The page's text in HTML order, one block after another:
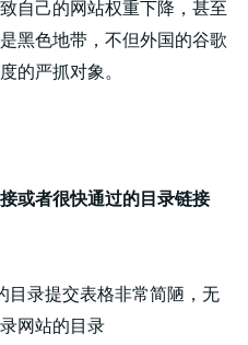
自己的网站权重下降，甚至
黑色地带，不但外国的谷歌
的严抓对象。
或者很快通过的目录链接
目录提交表格非常简陋，无
网站的目录